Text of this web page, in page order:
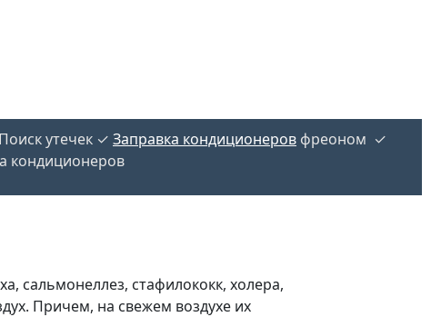
утечек ✓ Заправка кондиционеров фреоном ✓
кондиционеров
сальмонеллез, стафилококк, холера,
Причем, на свежем воздухе их